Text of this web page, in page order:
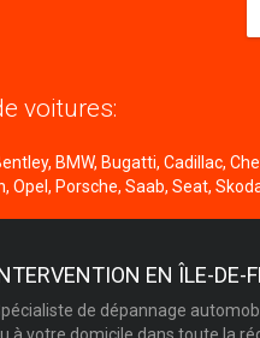
voitures:
BMW, Bugatti, Cadillac,
Porsche, Saab, Seat,
EN ÎLE-DE-
de dépannage